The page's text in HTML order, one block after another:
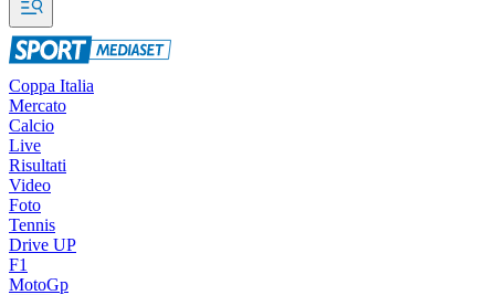
Coppa Italia
Mercato
Calcio
Live
Risultati
Video
Foto
Tennis
Drive UP
F1
MotoGp